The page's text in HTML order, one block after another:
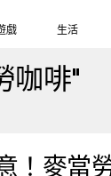
戲 生活
咖啡"
！麥當